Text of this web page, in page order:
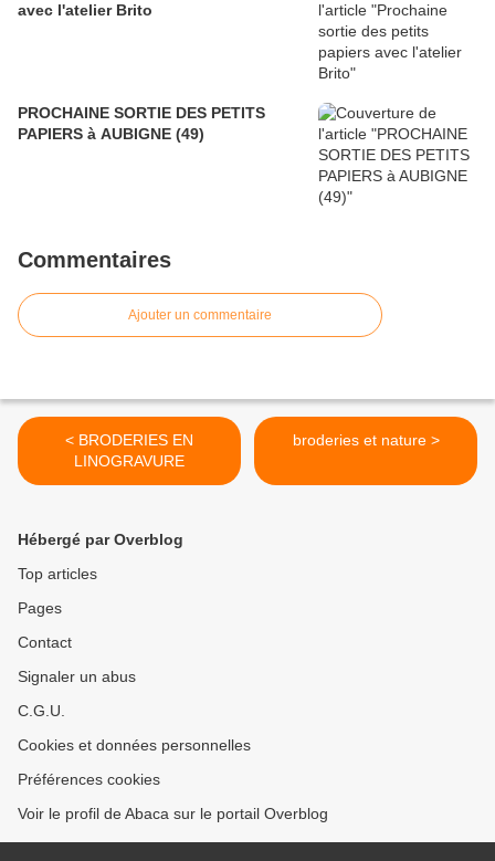
avec l'atelier Brito
PROCHAINE SORTIE DES PETITS
PAPIERS à AUBIGNE (49)
Commentaires
Ajouter un commentaire
< BRODERIES EN
LINOGRAVURE
broderies et nature >
Hébergé par Overblog
Top articles
Pages
Contact
Signaler un abus
C.G.U.
Cookies et données personnelles
Préférences cookies
Voir le profil de Abaca sur le portail Overblog